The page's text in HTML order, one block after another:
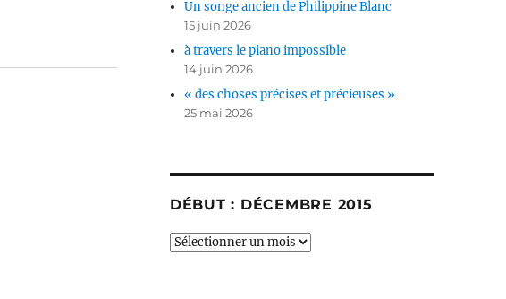
Un songe ancien de Philippine Blanc
15 juin 2026
à travers le piano impossible
14 juin 2026
« des choses précises et précieuses »
25 mai 2026
DÉBUT : DÉCEMBRE 2015
début